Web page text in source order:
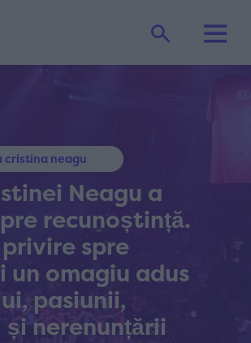
cristina neagu
Neagu a
recunoștință.
spre
un omagiu adus
pasiunii,
nerenunțării